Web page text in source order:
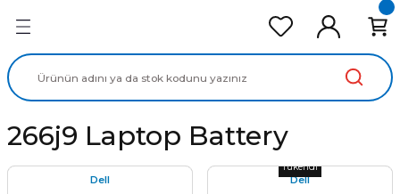
Ekran Panel
Data Kablo
266j9 Laptop Battery
Dell
Tükendi
Stok Miktarı:
Dell